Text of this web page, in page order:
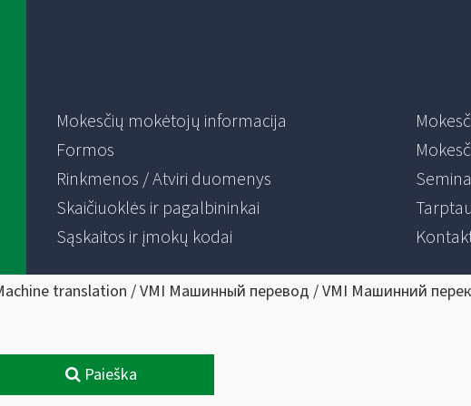
Mokesčių mokėtojų informacija
Formos
Rinkmenos / Atviri duomenys
Skaičiuoklės ir pagalbininkai
Sąskaitos ir įmokų kodai
translation / VMI Машинный перевод / VMI Машинний
Paieška